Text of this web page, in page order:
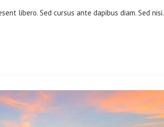
libero. Sed cursus ante dapibus diam. Sed nisi.